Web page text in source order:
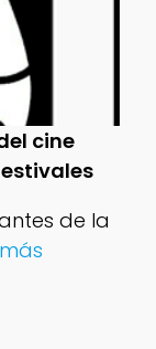
cine
de la